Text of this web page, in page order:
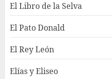
El Libro de la Selva
El Pato Donald
El Rey León
Elías y Eliseo